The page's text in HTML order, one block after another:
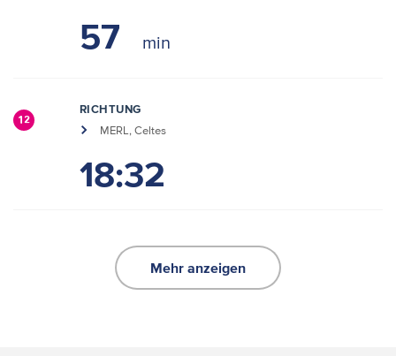
57
12
RICHTUNG
MERL, Celtes
18:32
Mehr anzeigen